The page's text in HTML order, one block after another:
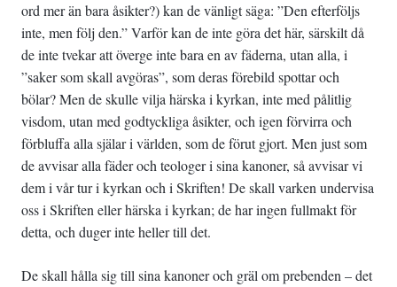
ord mer än bara åsikter?) kan de vänligt säga: ”Den efterföljs
inte, men följ den.” Varför kan de inte göra det här, särskilt då
de inte tvekar att överge inte bara en av fäderna, utan alla, i
”saker som skall avgöras”, som deras förebild spottar och
bölar? Men de skulle vilja härska i kyrkan, inte med pålitlig
visdom, utan med godtyckliga åsikter, och igen förvirra och
förbluffa alla själar i världen, som de förut gjort. Men just som
de avvisar alla fäder och teologer i sina kanoner, så avvisar vi
dem i vår tur i kyrkan och i Skriften! De skall varken undervisa
oss i Skriften eller härska i kyrkan; de har ingen fullmakt för
detta, och duger inte heller till det.
De skall hålla sig till sina kanoner och gräl om prebenden – det